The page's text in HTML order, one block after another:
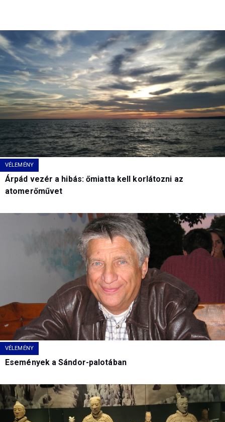
VÉLEMÉNY
Árpád vezér a hibás: őmiatta kell korlátozni az
atomerőművet
VÉLEMÉNY
Események a Sándor-palotában